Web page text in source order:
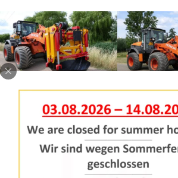
Kontakt